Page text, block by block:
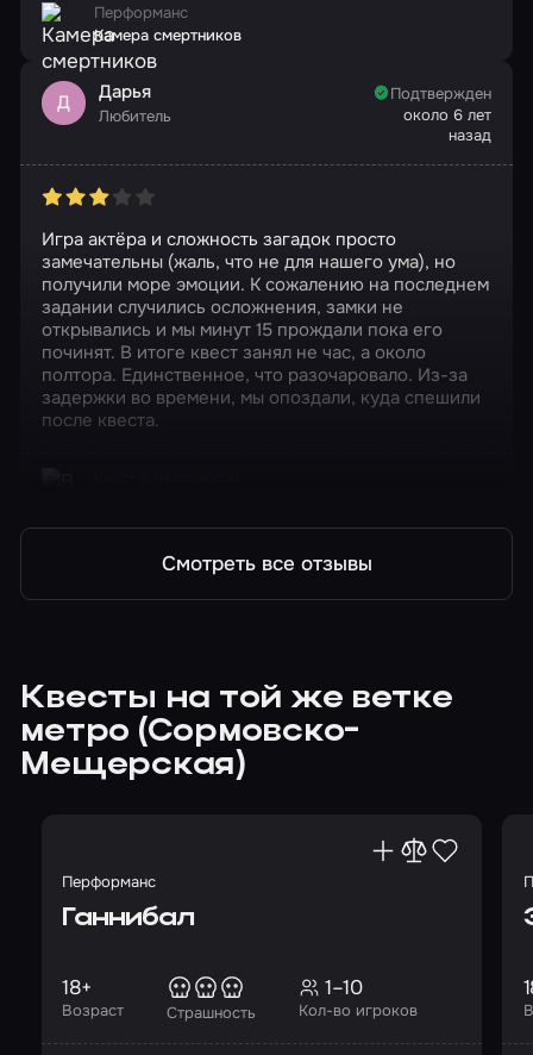
Перформанс
Камера смертников
Д Дарья
Любитель
Подтвержден
около 6 лет
назад
Игра актёра и сложность загадок просто
замечательны (жаль, что не для нашего ума), но
получили море эмоции. К сожалению на последнем
задании случились осложнения, замки не
открывались и мы минут 15 прождали пока его
починят. В итоге квест занял не час, а около
полтора. Единственное, что разочаровало. Из-за
задержки во времени, мы опоздали, куда спешили
после квеста.
Смотреть все отзывы
Квесты на той же ветке
метро (Сормовско-
Мещерская)
Перформанс
Ганнибал
Возраст
18+
Страшность Кол-во игроков
1–10